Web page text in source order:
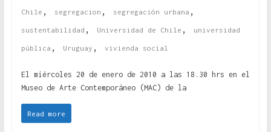
Chile , segregacion , segregación urbana ,
sustentabilidad , Universidad de Chile , universidad
pública , Uruguay , vivienda social
El miércoles 20 de enero de 2010 a las 18.30 hrs en el
Museo de Arte Contemporáneo (MAC) de la
Read more